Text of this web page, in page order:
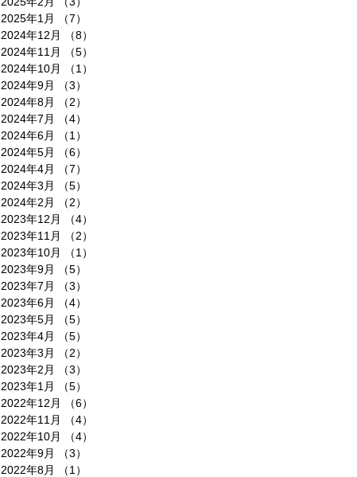
2025年1月
（7）
2024年12月
（8）
2024年11月
（5）
2024年10月
（1）
2024年9月
（3）
2024年8月
（2）
2024年7月
（4）
2024年6月
（1）
2024年5月
（6）
2024年4月
（7）
2024年3月
（5）
2024年2月
（2）
2023年12月
（4）
2023年11月
（2）
2023年10月
（1）
2023年9月
（5）
2023年7月
（3）
2023年6月
（4）
2023年5月
（5）
2023年4月
（5）
2023年3月
（2）
2023年2月
（3）
2023年1月
（5）
2022年12月
（6）
2022年11月
（4）
2022年10月
（4）
2022年9月
（3）
2022年8月
（1）